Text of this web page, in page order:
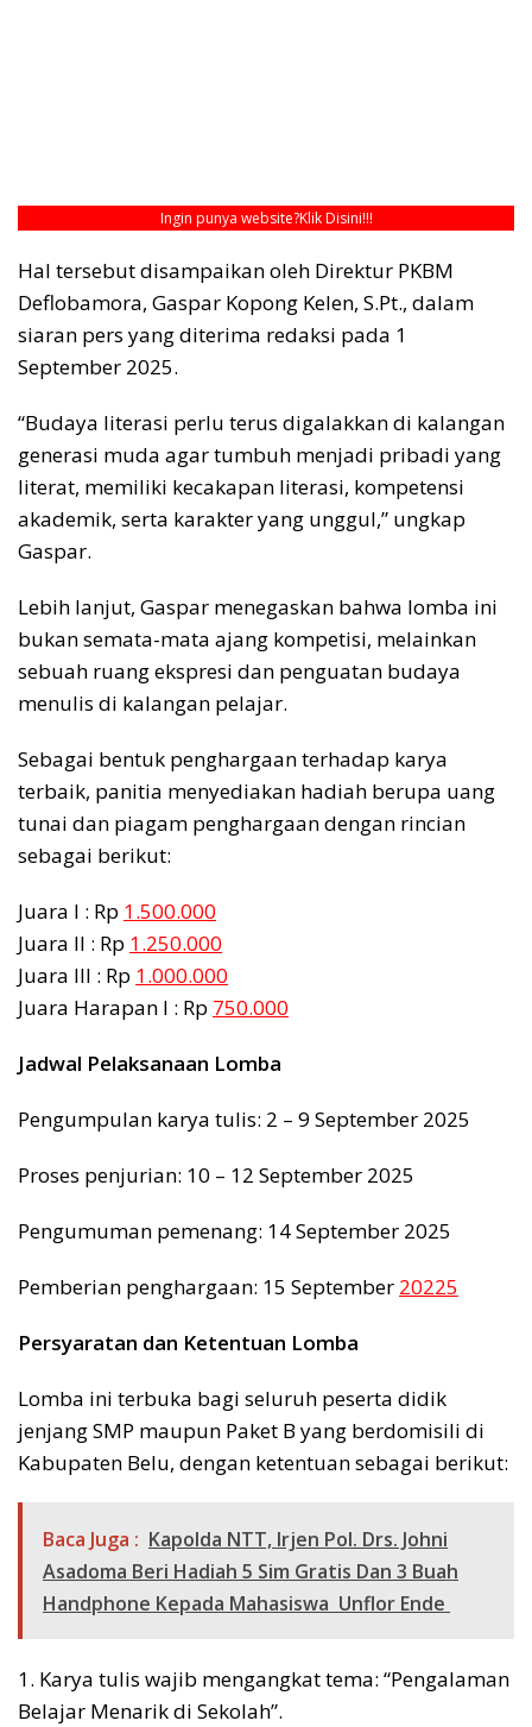
Ingin punya website?Klik Disini!!!
Hal tersebut disampaikan oleh Direktur PKBM
Deflobamora, Gaspar Kopong Kelen, S.Pt., dalam
siaran pers yang diterima redaksi pada 1
September 2025.
“Budaya literasi perlu terus digalakkan di kalangan
generasi muda agar tumbuh menjadi pribadi yang
literat, memiliki kecakapan literasi, kompetensi
akademik, serta karakter yang unggul,” ungkap
Gaspar.
Lebih lanjut, Gaspar menegaskan bahwa lomba ini
bukan semata-mata ajang kompetisi, melainkan
sebuah ruang ekspresi dan penguatan budaya
menulis di kalangan pelajar.
Sebagai bentuk penghargaan terhadap karya
terbaik, panitia menyediakan hadiah berupa uang
tunai dan piagam penghargaan dengan rincian
sebagai berikut:
Juara I : Rp 1.500.000
Juara II : Rp 1.250.000
Juara III : Rp 1.000.000
Juara Harapan I : Rp 750.000
Jadwal Pelaksanaan Lomba
Pengumpulan karya tulis: 2 – 9 September 2025
Proses penjurian: 10 – 12 September 2025
Pengumuman pemenang: 14 September 2025
Pemberian penghargaan: 15 September 20225
Persyaratan dan Ketentuan Lomba
Lomba ini terbuka bagi seluruh peserta didik
jenjang SMP maupun Paket B yang berdomisili di
Kabupaten Belu, dengan ketentuan sebagai berikut:
Baca Juga : Kapolda NTT, Irjen Pol. Drs. Johni
Asadoma Beri Hadiah 5 Sim Gratis Dan 3 Buah
Handphone Kepada Mahasiswa Unflor Ende
1. Karya tulis wajib mengangkat tema: “Pengalaman
Belajar Menarik di Sekolah”.